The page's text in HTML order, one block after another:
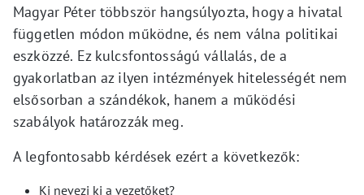
Magyar Péter többször hangsúlyozta, hogy a hivatal
független módon működne, és nem válna politikai
eszközzé. Ez kulcsfontosságú vállalás, de a
gyakorlatban az ilyen intézmények hitelességét nem
elsősorban a szándékok, hanem a működési
szabályok határozzák meg.
A legfontosabb kérdések ezért a következők:
Ki nevezi ki a vezetőket?